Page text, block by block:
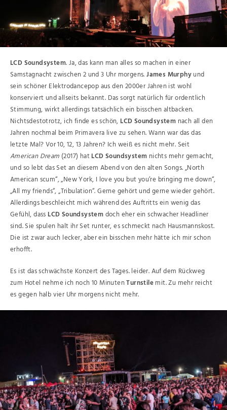
LCD Soundsystem. Ja, das kann man alles so machen in einer
Samstagnacht zwischen 2 und 3 Uhr morgens.James Murphyund
sein schöner Elektrodancepop aus den 2000er Jahren ist wohl
konserviert und allseits bekannt. Das sorgt natürlich für ordentlich
Stimmung, wirkt allerdings tatsächlich ein bisschen altbacken.
Nichtsdestotrotz, ich finde es schön, LCD Soundsystem nach all den
Jahren nochmal beim Primavera live zu sehen. Wann war das das
letzte Mal? Vor 10, 12, 13 Jahren? Ich weiß es nicht mehr. Seit
American Dream (2017) hatLCD Soundsystem nichts mehr gemacht,
und so lebt das Set an diesem Abend von den alten Songs. „North
American scum“, „New York, I love you but you’re bringing me down“,
„All my friends“, „Tribulation“. Gerne gehört und gerne wieder gehört.
Allerdings beschleicht mich während des Auftritts ein wenig das
Gefühl, dass LCD Soundsystemdoch eher ein schwacher Headliner
sind. Sie spulen halt ihr Set runter, es schmeckt nach Hausmannskost.
Die ist zwar auch lecker, aber ein bisschen mehr hätte ich mir schon
erhofft.
Es ist das schwächste Konzert des Tages. leider. Auf dem Rückweg
zum Hotel nehme ich noch 10 MinutenTurnstilemit. Zu mehr reicht
es gegen halb vier Uhr morgens nicht mehr.